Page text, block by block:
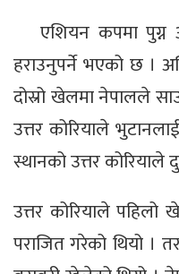
एशियन कपमा पुग्न
हराउनुपर्ने भएको छ ।
दोस्रो खेलमा नेपालले
उत्तर कोरियाले
स्थानको उत्तर
उत्तर कोरियाले
पराजित गरेको थियो ।